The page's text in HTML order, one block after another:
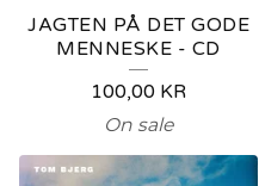
JAGTEN PÅ DET GODE
MENNESKE - CD
100,00 KR
On sale